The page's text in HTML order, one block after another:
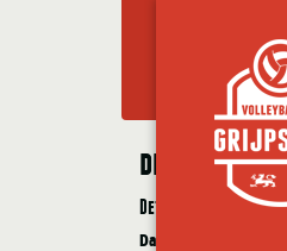
de Bevers DS
Details
Datum